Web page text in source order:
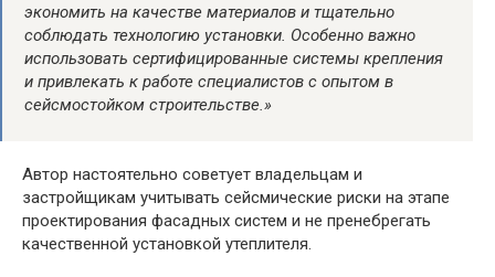
экономить на качестве материалов и тщательно
соблюдать технологию установки. Особенно важно
использовать сертифицированные системы крепления
и привлекать к работе специалистов с опытом в
сейсмостойком строительстве.»
Автор настоятельно советует владельцам и
застройщикам учитывать сейсмические риски на этапе
проектирования фасадных систем и не пренебрегать
качественной установкой утеплителя.